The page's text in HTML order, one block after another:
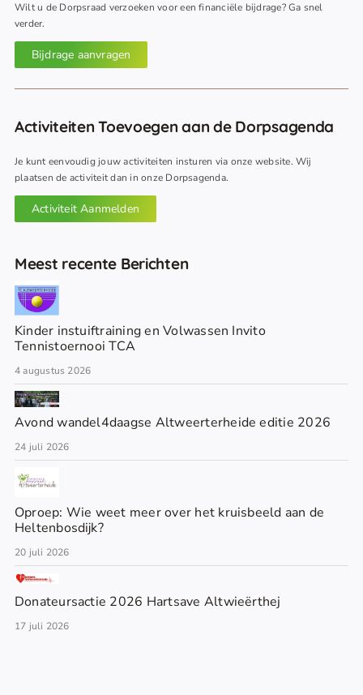
Wilt u de Dorpsraad verzoeken voor een financiële bijdrage? Ga snel
verder.
Bijdrage aanvragen
Activiteiten Toevoegen aan de Dorpsagenda
Je kunt eenvoudig jouw activiteiten insturen via onze website. Wij
plaatsen de activiteit dan in onze Dorpsagenda.
Activiteit Aanmelden
Meest recente Berichten
Kinder instuiftraining en Volwassen Invito
Tennistoernooi TCA
4 augustus 2026
Avond wandel4daagse Altweerterheide editie 2026
24 juli 2026
Oproep: Wie weet meer over het kruisbeeld aan de
Heltenbosdijk?
20 juli 2026
Donateursactie 2026 Hartsave Altwieërthej
17 juli 2026